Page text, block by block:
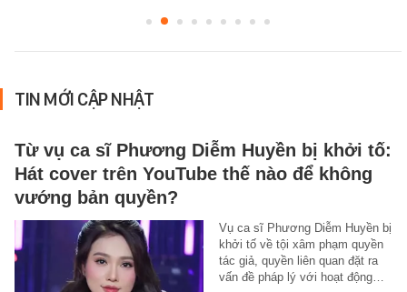
TIN MỚI CẬP NHẬT
Từ vụ ca sĩ Phương Diễm Huyền bị khởi tố:
Hát cover trên YouTube thế nào để không
vướng bản quyền?
Vụ ca sĩ Phương Diễm Huyền bị
khởi tố về tội xâm phạm quyền
tác giả, quyền liên quan đặt ra
vấn đề pháp lý với hoạt động…